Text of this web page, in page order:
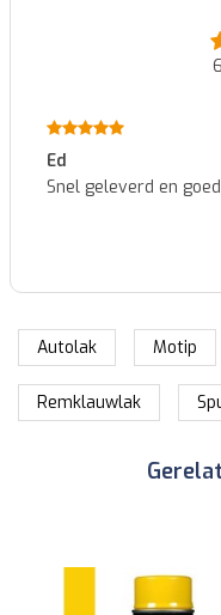
Ed
Snel geleverd en
Autolak Motip
Remklauwlak